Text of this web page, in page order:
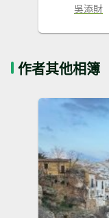
吳添財
作者其他相簿